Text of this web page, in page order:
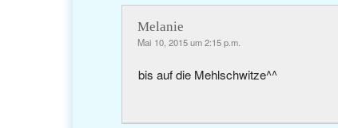
Melanie
Mai 10, 2015 um 2:15 p.m.
bis auf die Mehlschwitze^^